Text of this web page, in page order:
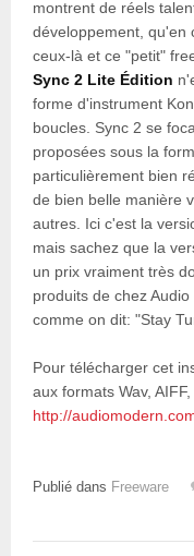
montrent de réels
développement, qu'en
ceux-là et ce "petit"
Sync 2 Lite Édition
forme d'instrument
boucles. Sync 2 se
proposées sous la
particulièrement bien
de bien belle manière
autres. Ici c'est la
mais sachez que la
un prix vraiment très
produits de chez
comme on dit: "Stay
Pour télécharger cet
aux formats Wav,
http://
Publié dans Freeware